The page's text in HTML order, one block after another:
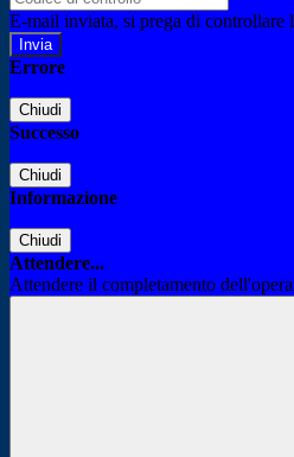
E-mail inviata, si prega di controllare
Errore
Chiudi
Successo
Chiudi
Informazione
Chiudi
Attendere...
Attendere il completamento